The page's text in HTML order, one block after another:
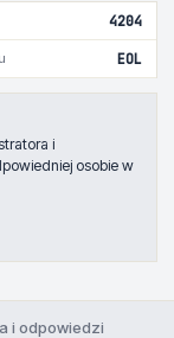
4204
EOL
i
osobie w
i odpowiedzi